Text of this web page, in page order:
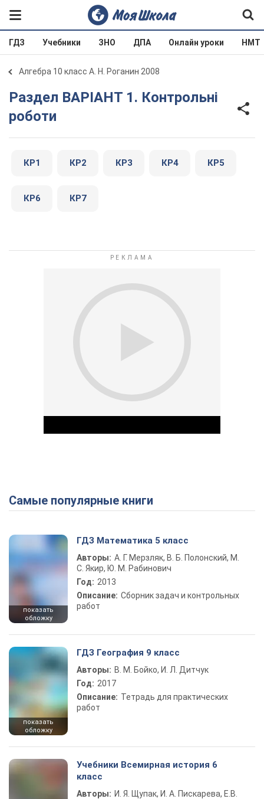
ГДЗ Учебники ЗНО ДПА Онлайн уроки НМТ
Алгебра 10 класс А. Н. Роганин 2008
Раздел ВАРІАНТ 1. Контрольні
роботи
КР1 КР2 КР3 КР4 КР5
КР6 КР7
Play Video
Самые популярные книги
показать
обложку
ГДЗ Математика 5 класс
Авторы: А. Г. Мерзляк, В. Б. Полонский, М.
С. Якир, Ю. М. Рабинович
Год: 2013
Описание: Сборник задач и контрольных
работ
показать
обложку
ГДЗ География 9 класс
Авторы: В. М. Бойко, И. Л. Дитчук
Год: 2017
Описание: Тетрадь для практических
работ
Учебники Всемирная история 6
класс
Авторы: И. Я. Щупак, И. А. Пискарева, Е.В.